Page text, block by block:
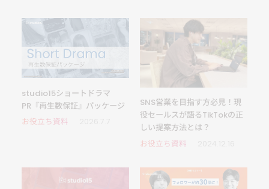
studio15ショートドラマ
PR『再生数保証』パッケージ
お役立ち資料
SNS営業を目指す方必見！現
役セールスが語るTikTokの正
しい提案方法とは？
お役立ち資料